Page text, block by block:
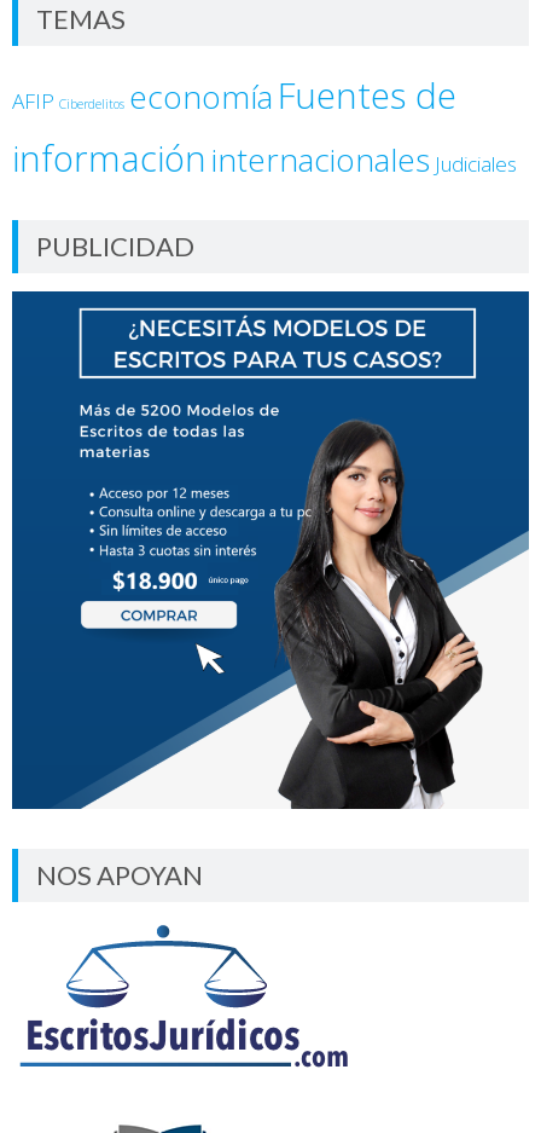
TEMAS
AFIP Ciberdelitos economía Fuentes de
informacióninternacionales Judiciales
PUBLICIDAD
NOS APOYAN